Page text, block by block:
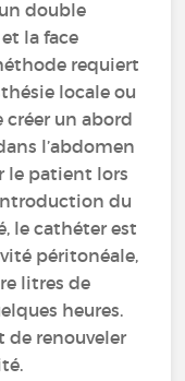
double
la face
requiert
locale ou
créer un abord
l’abdomen
le patient lors
du
le cathéter est
péritonéale,
litres de
heures.
de renouveler